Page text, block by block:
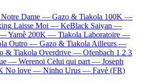
Notre Dame — Gazo & Tiakola 100K —
Laisse Moi — KeBlack Saiyan —
—Yamê 200K — Tiakola Laboratoire —
Outro — Gazo & Tiakola Ailleurs —
& Tiakola Overdrive — Ofenbach 1 2 3
— Werenoi Celui qui part — Joseph
No love — Ninho Urus — Favé (FR)